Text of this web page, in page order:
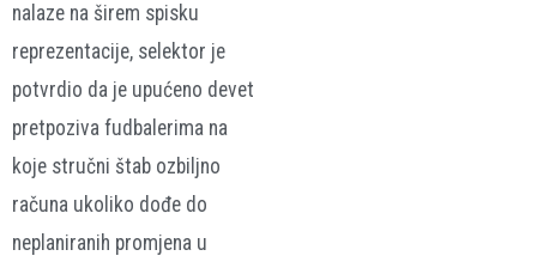
nalaze na širem spisku
reprezentacije, selektor je
potvrdio da je upućeno devet
pretpoziva fudbalerima na
koje stručni štab ozbiljno
računa ukoliko dođe do
neplaniranih promjena u